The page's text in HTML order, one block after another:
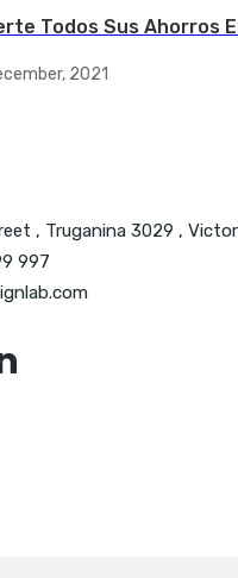
Todos Sus Ahorros
2021
, Truganina 3029 ,
997